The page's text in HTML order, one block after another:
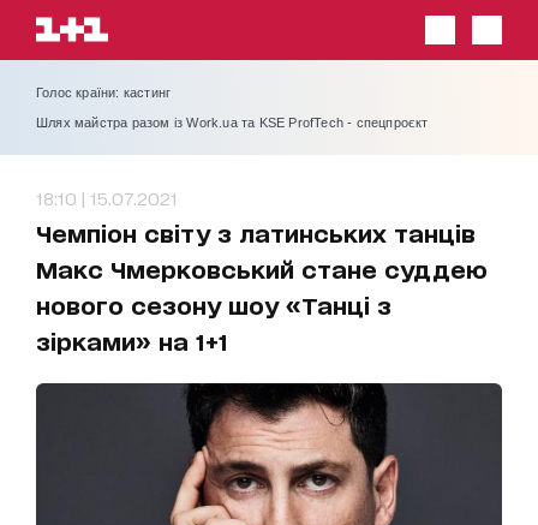
Голос країни: кастинг
Шлях майстра разом із Work.ua та KSE ProfTech - спецпроєкт
18:10 | 15.07.2021
Чемпіон світу з латинських танців
Макс Чмерковський стане суддею
нового сезону шоу «Танці з
зірками» на 1+1